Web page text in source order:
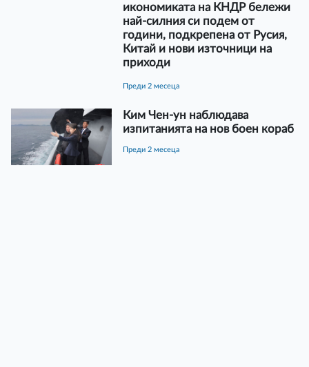
икономиката на КНДР бележи
най-силния си подем от
години, подкрепена от Русия,
Китай и нови източници на
приходи
преди 2 месеца
Ким Чен-ун наблюдава
изпитанията на нов боен кораб
преди 2 месеца